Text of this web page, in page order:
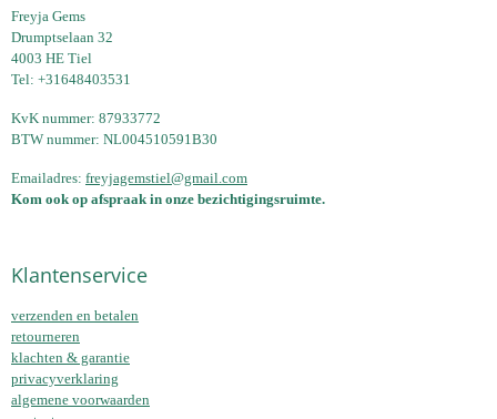
Freyja Gems
Drumptselaan 32
4003 HE Tiel
Tel: +31648403531
KvK nummer: 87933772
BTW nummer: NL004510591B30
Emailadres: freyjagemstiel@gmail.com
Kom ook op afspraak in onze bezichtigingsruimte.
Klantenservice
verzenden en betalen
retourneren
klachten & garantie
privacyverklaring
algemene voorwaarden